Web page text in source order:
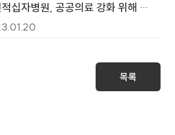
십자병원, 공공의료 강화 위해 주
10명 위촉
목록